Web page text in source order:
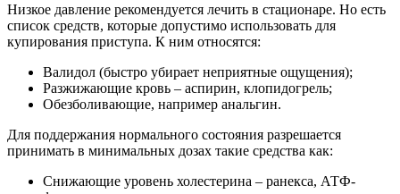
Низкое давление рекомендуется лечить в стационаре. Но есть
список средств, которые допустимо использовать для
купирования приступа. К ним относятся:
Валидол (быстро убирает неприятные ощущения);
Разжижающие кровь – аспирин, клопидогрель;
Обезболивающие, например анальгин.
Для поддержания нормального состояния разрешается
принимать в минимальных дозах такие средства как:
Снижающие уровень холестерина – ранекса, АТФ-